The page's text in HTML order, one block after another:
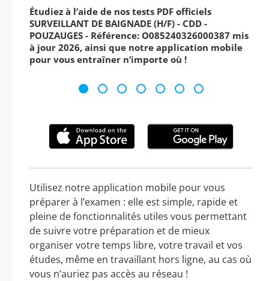
Étudiez à l’aide de nos tests PDF officiels
SURVEILLANT DE BAIGNADE (H/F) - CDD -
POUZAUGES - Référence: O085240326000387 mis
à jour 2026, ainsi que notre application mobile
pour vous entraîner n’importe où !
Utilisez notre application mobile pour vous
préparer à l’examen : elle est simple, rapide et
pleine de fonctionnalités utiles vous permettant
de suivre votre préparation et de mieux
organiser votre temps libre, votre travail et vos
études, même en travaillant hors ligne, au cas où
vous n’auriez pas accès au réseau !